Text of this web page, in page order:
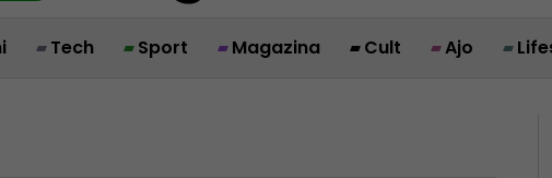
Tech Sport Magazina Cult Ajo